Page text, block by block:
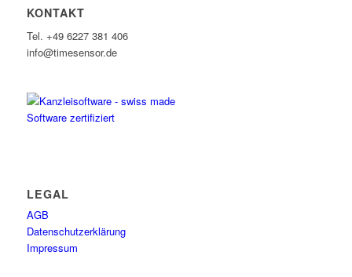
KONTAKT
Tel. +49 6227 381 406
info@timesensor.de
LEGAL
AGB
Datenschutzerklärung
Impressum